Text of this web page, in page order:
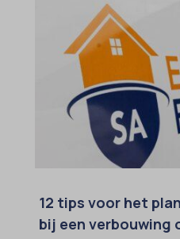
12 tips voor het
bij een verbouwing